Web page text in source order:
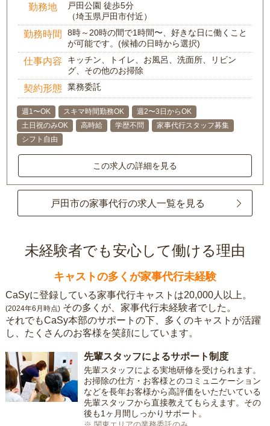
勤務地
戸田公園 徒歩5分
（埼玉県戸田市付近）
勤務時間
8時～20時の間で1時間〜、好きな日に働くこと
が可能です。(候補の日時から選択)
仕事内容
キッチン、トイレ、お風呂、洗面所、リビン
グ、その他のお掃除
契約形態 業務委託
週1〜OK スキマ時間勤務OK
週2〜3日からOK
土日祝のみOK
高時給 学歴不問
家事代行スタッフ募集
シフト自由
この求人の詳細を見る
戸田市の家事代行の求人一覧を見る
未経験者でも安心して働ける理由
キャストの多くが家事代行未経験
CaSyに登録している家事代行キャストは20,000人以上。
(2024年6月時点) その多くが、家事代行未経験者でした。
それでもCaSy本部のサポートの下、多くのキャストが活躍
し、たくさんのお客様を笑顔にしています。
先輩スタッフによるサポート制度
先輩スタッフによる実地研修を受けられます。
お掃除の仕方・お客様とのコミュニケーション
などを長年お客様から高評価をいただいている
先輩スタッフから直接教えてもらえます。その
後も1ヶ月間しっかりサポート。